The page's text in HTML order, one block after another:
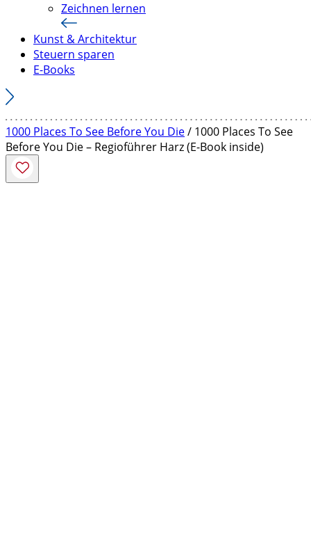
Zeichnen lernen
Kunst & Architektur
Steuern sparen
E-Books
1000 Places To See Before You Die/ 1000 Places To See
Before You Die – Regioführer Harz (E-Book inside)